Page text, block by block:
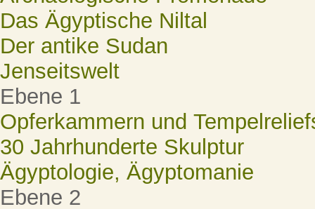
Das Ägyptische Niltal
Der antike Sudan
Jenseitswelt
Ebene 1
Opferkammern und
30 Jahrhunderte Skulptur
Ägyptologie, Ägyptomanie
Ebene 2